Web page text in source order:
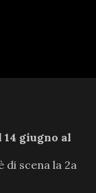
14 giugno al
di scena la 2a